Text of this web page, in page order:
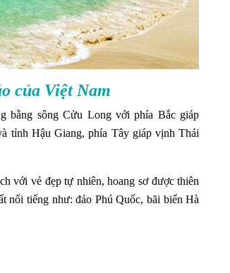
của Việt Nam
bằng sông Cửu Long với phía Bắc giáp
tỉnh Hậu Giang, phía Tây giáp vịnh Thái
với vẻ đẹp tự nhiên, hoang sơ được thiên
nổi tiếng như: đảo Phú Quốc, bãi biển Hà